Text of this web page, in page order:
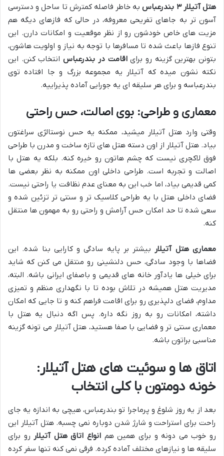
هتل آتیلار ۳ بندرعباس
به خاطر فاصله کمترش تا ساحل و دسترسی
آسون تر به جاهای تفریحی معروفه، در حالی که فازهای دیگه هم
مزیت های خاص خودشون رو از نظر موقعیت و امکانات دارن. این
تنوع فازها باعث شده تا مسافرها با توجه به نیاز و اولویت هاشون،
بتونن بهترین گزینه رو برایاقامت در بندرعباسانتخاب کنن. این
نکته نشون میده که آتیلار یه مجموعه بزرگ و جا افتاده توی
بندرعباسه و برای هر سلیقه ای یه جورایی آماده پذیراییه.
معماری و طراحی: بوی اصالت، حس راحتی
وقتی وارد هتل آتیلار میشید، ممکنه یه حس نوستالژی سراغتون
بیاد. هتل آتیلار از اون دسته هتل های تازه ساخت و مدرن با طراحی
فوق لاکچری نیست که چشم هاتون رو خیره کنه. بلکه یه هتل با
اصالت و تجربه است. طراحی داخلی اون ممکنه به نظر بعضی ها
کمی قدیمی بیاد، اما خب این به معنای عدم نظافت یا راحتی نیست.
فضای داخلی هتل با یه طراحی کلاسیک تر و سنتی تر تزئین شده و
سعی شده تا حد امکان حس آرامش و راحتی رو به مهمون ها منتقل
کنه.
معماری هتل آتیلار بیشتر بر پایه سادگی و کارایی بنا شده. این
فضاها با وجود سادگی، حس دلنشینی رو منتقل می کنن که شاید
برای خیلی ها یادآور خانه های قدیمی و باصفای ایرانی باشه. البته،
مدیریت هتل همیشه در تلاش بوده تا با نگهداری منظم و تمیزی
مداوم، فضای دلپذیری رو برای اقامت فراهم کنه و تا جایی که امکان
داشته، امکانات رو به روز نگه داره. پس اگه دنبال یه هتل با
معماری سنتی تر و فضایی با صفا هستید، هتل آتیلار می تونه گزینه
مناسبی براتون باشه.
اتاق ها و سوئیت های هتل آتیلار:
خونه دومتون با کلی انتخاب
بعد از یه روز شلوغ و پرماجرا تو بندرعباس، هیچی به اندازه یه جای
راحت برای استراحت و شارژ شدن دوباره نمی چسبه. هتل آتیلار این
رو خوب می دونه و برای همین هم انواع اتاق هتل آتیلار رو برای
سلیقه ها و نیازهای مختلف آماده کرده. فرقی نمی کنه تنها سفر کرده